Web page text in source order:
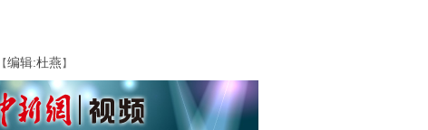
【编辑:杜燕 】